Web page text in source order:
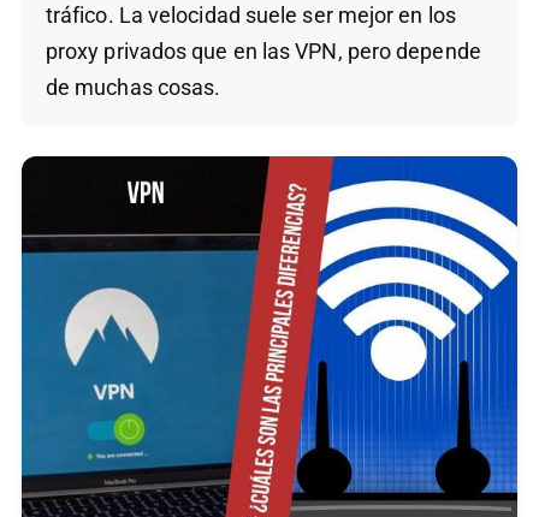
tráfico. La velocidad suele ser mejor en los
proxy privados que en las VPN, pero depende
de muchas cosas.